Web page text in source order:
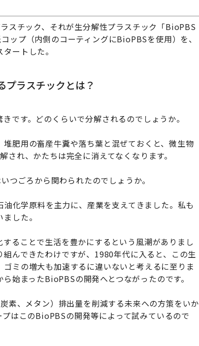
スチック、それが生分解性プラスチック「BioPBS
ップ（内側のコーティングにBioPBSを使用）を、
ートした。
プラスチックとは？
です。どのくらいで分解されるのでしょうか。
肥用の畜産牛糞や落ち葉と混ぜておくと、微生物
れ、かたちは完全に消えてなくなります。
つごろから関わられたのでしょうか。
化学原料を主力に、産業を支えてきました。私も
した。
ることで生活を豊かにするという風潮がありまし
んできたわけですが、1980年代に入ると、この生
ミの増大も加速するに違いないと考えるに至りま
始まったBioPBSの開発へとつながったのです。
素、メタン）排出量を削減する未来への方策をいか
はこのBioPBSの開発等によって試みているので